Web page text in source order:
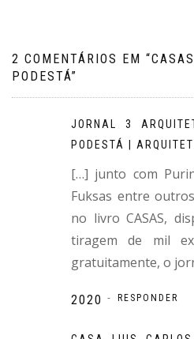
2 COMENTÁRIOS EM “
PODESTÁ”
JORNAL 3
PODESTÁ |
[…] junto com
Fuksas entre
no livro CASAS,
tiragem de mil
gratuitamente, o
2020 - RESPONDER